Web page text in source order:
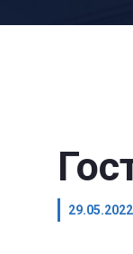
29.05.2022